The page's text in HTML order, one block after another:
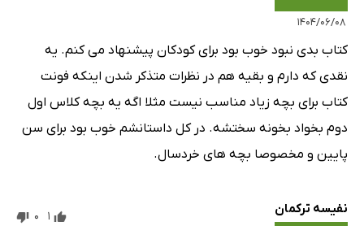
۱۴۰۴/۰۶/۰۸
کتاب بدی نبود خوب بود برای کودکان پیشنهاد می کنم. یه
نقدی که دارم و بقیه هم در نظرات متذکر شدن اینکه فونت
کتاب برای بچه زیاد مناسب نیست مثلا اگه یه بچه کلاس اول
دوم بخواد بخونه سختشه. در کل داستانشم خوب بود برای سن
پایین و مخصوصا بچه های خردسال.
نفیسه ترکمان 1
0